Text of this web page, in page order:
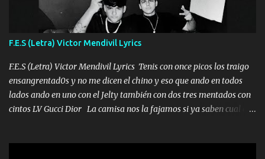
me fajó una Glock siempre armado todas las generaciones yo
traigo El chiste es que hago lo que quiero pues así soy me mandó
yo tengo el control a todos yo les paro el dedo soy hocicon un
malcriado un malandrón Que Les importa no saben nada falsas
las risas las que me miran hay gente corriente no quieren ve...
F.E.S (Letra) Victor Mendivil Lyrics
F.E.S (Letra) Victor Mendivil Lyrics Tenis con once picos los traigo
ensangrentad0s y no me dicen el chino y eso que ando en todos
lados ando en uno con el Jelty también con dos tres mentados con
cintos LV Gucci Dior La camisa nos la fajamos si ya saben cual es